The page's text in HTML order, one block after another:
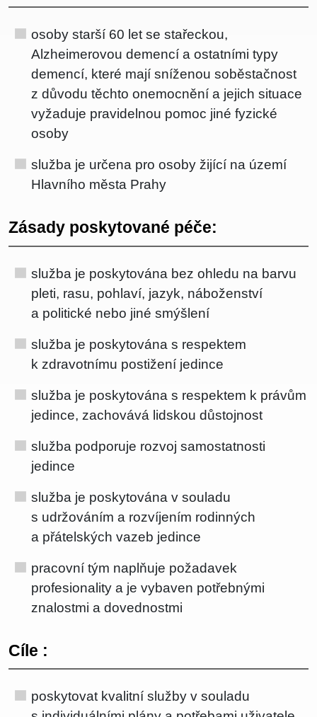
osoby starší 60 let se stařeckou,
Alzheimerovou demencí a ostatními typy
demencí, které mají sníženou soběstačnost
z důvodu těchto onemocnění a jejich situace
vyžaduje pravidelnou pomoc jiné fyzické
osoby
služba je určena pro osoby žijící na území
Hlavního města Prahy
Zásady poskytované péče:
služba je poskytována bez ohledu na barvu
pleti, rasu, pohlaví, jazyk, náboženství
a politické nebo jiné smýšlení
služba je poskytována s respektem
k zdravotnímu postižení jedince
služba je poskytována s respektem k právům
jedince, zachovává lidskou důstojnost
služba podporuje rozvoj samostatnosti
jedince
služba je poskytována v souladu
s udržováním a rozvíjením rodinných
a přátelských vazeb jedince
pracovní tým naplňuje požadavek
profesionality a je vybaven potřebnými
znalostmi a dovednostmi
Cíle :
poskytovat kvalitní služby v souladu